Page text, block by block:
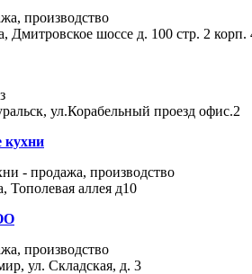
производство
Дмитровское шоссе д. 100 стр. 2 корп.
ул.Корабельный проезд офис.2
кухни
- продажа, производство
Тополевая аллея д10
производство
ул. Складская, д. 3